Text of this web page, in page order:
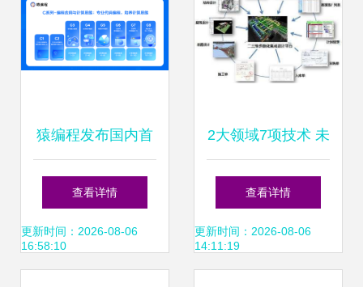
猿编程发布国内首
套计算思维课 深度
探索信息科技教育
查看详情
更新时间：2026-08-06
16:58:10
2大领域7项技术 未
来高科技建筑的创
新前沿
查看详情
更新时间：2026-08-06
14:11:19